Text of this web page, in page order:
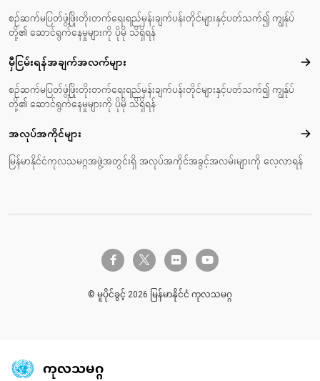
စဉ်ဆက်မပြတ်ဖွံ့ဖြိုးတိုးတက်ရေးရည်မှန်းချက်ပန်းတိုင်များနှင့်ပတ်သက်၍ ကျွန်ုပ်
တို့၏ ဆောင်ရွက်နေမှုများကို ပိုမို သိရှိရန်
မှီငြမ်းရန်အချက်အလက်များ မှီင
စဉ်ဆက်မပြတ်ဖွံ့ဖြိုးတိုးတက်ရေးရည်မှန်းချက်ပန်းတိုင်များနှင့်ပတ်သက်၍ ကျွန်ုပ်
တို့၏ ဆောင်ရွက်နေမှုများကို ပိုမို သိရှိရန်
အလုပ်အကိုင်များ အလု
မြန်မာနိုင်ငံကုလသမဂ္ဂအဖွဲ့အတွင်းရှိ အလုပ်အကိုင်အခွင့်အလမ်းများကို လေ့လာရန်
facebook-ftwitter-x flickr youtube
© မူပိုင်ခွင့် 2026 မြန်မာနိုင်ငံ ကုလသမဂ္ဂ
ကုလသမဂ္ဂ